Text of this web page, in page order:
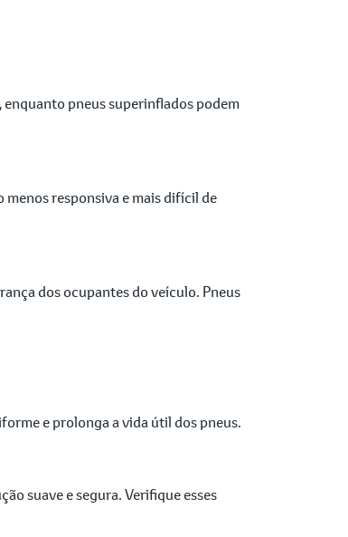
pneus superinflados podem
responsiva e mais difícil de
dos ocupantes do veículo. Pneus
e prolonga a vida útil dos pneus.
suave e segura. Verifique esses